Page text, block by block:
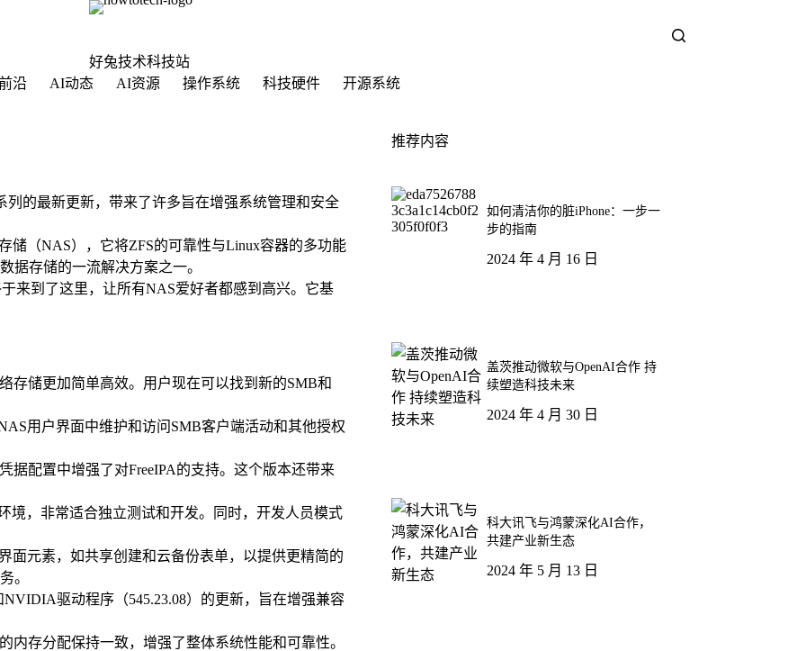
好兔技术科技站
沿
AI动态 AI资源 操作系统 科技硬件 开源系统
列的最新更新，带来了许多旨在增强系统管理和安全
储（NAS），它将ZFS的可靠性与Linux容器的多功能
据存储的一流解决方案之一。
来到了这里，让所有NAS爱好者都感到高兴。它基
存储更加简单高效。用户现在可以找到新的SMB和
用户界面中维护和访问SMB客户端活动和其他授权
据配置中增强了对FreeIPA的支持。这个版本还带来
境，非常适合独立测试和开发。同时，开发人员模式
面元素，如共享创建和云备份表单，以提供更精简的
。
驱动程序（545.23.08）的更新，旨在增强兼容
内存分配保持一致，增强了整体系统性能和可靠性。
推荐内容
如何清洁你的脏iPhone：一步一
步的指南
2024 年 4 月 16 日
盖茨推动微软与OpenAI合作 持
续塑造科技未来
2024 年 4 月 30 日
科大讯飞与鸿蒙深化AI合作，
共建产业新生态
2024 年 5 月 13 日